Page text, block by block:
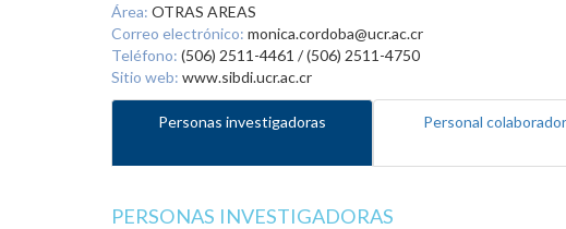
Área: OTRAS AREAS
Correo electrónico: monica.cordoba@ucr.ac.cr
Teléfono: (506) 2511-4461 / (506) 2511-4750
Sitio web: www.sibdi.ucr.ac.cr
Personas investigadoras Personal colaborador
PERSONAS INVESTIGADORAS